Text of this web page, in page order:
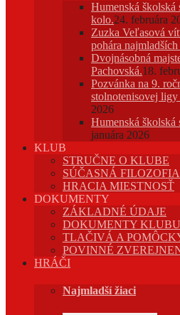
Humenská školská
kolo.24. februára
Zuzka Veľasová
pohára
Dvojnásobná
Pachovská.18.
Pozvánka na 9.
stolnotenisovej ligy
2026
Humenská
januára 2026
KLUB
STRUČNE O KLUBE
SÚČASNÁ FILOZOFIA
HRACIA MIESTNOSŤ
DOKUMENTY
ZÁKLADNÉ ÚDAJE
DOKUMENTY KLUBU
TLAČIVÁ A
POVINNÉ
HRÁČI
Najmladší žiaci